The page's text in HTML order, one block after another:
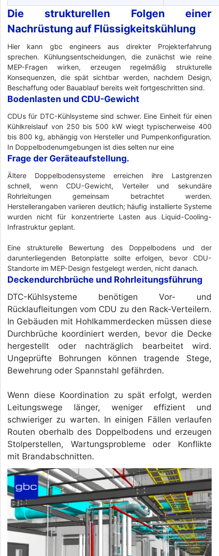
Die strukturellen Folgen einer
Nachrüstung auf Flüssigkeitskühlung
Hier kann gbc engineers aus direkter Projekterfahrung
sprechen. Kühlungsentscheidungen, die zunächst wie reine
MEP-Fragen wirken, erzeugen regelmäßig strukturelle
Konsequenzen, die spät sichtbar werden, nachdem Design,
Beschaffung oder Bauablauf bereits weit fortgeschritten sind.
Bodenlasten und CDU-Gewicht
CDUs für DTC-Kühlsysteme sind schwer. Eine Einheit für einen
Kühlkreislauf von 250 bis 500 kW wiegt typischerweise 400
bis 800 kg, abhängig von Hersteller und Pumpenkonfiguration.
In Doppelbodenumgebungen ist dies selten nur eine
Frage der Geräteaufstellung.
Ältere Doppelbodensysteme erreichen ihre Lastgrenzen
schnell, wenn CDU-Gewicht, Verteiler und sekundäre
Rohrleitungen gemeinsam betrachtet werden.
Herstellerangaben variieren deutlich; häufig installierte Systeme
wurden nicht für konzentrierte Lasten aus Liquid-Cooling-
Infrastruktur geplant.
Eine strukturelle Bewertung des Doppelbodens und der
darunterliegenden Betonplatte sollte erfolgen, bevor CDU-
Standorte im MEP-Design festgelegt werden, nicht danach.
Deckendurchbrüche und Rohrleitungsführung
DTC-Kühlsysteme benötigen Vor- und
Rücklaufleitungen vom CDU zu den Rack-Verteilern.
In Gebäuden mit Hohlkammerdecken müssen diese
Durchbrüche koordiniert werden, bevor die Decke
hergestellt oder nachträglich bearbeitet wird.
Ungeprüfte Bohrungen können tragende Stege,
Bewehrung oder Spannstahl gefährden.
Wenn diese Koordination zu spät erfolgt, werden
Leitungswege länger, weniger effizient und
schwieriger zu warten. In einigen Fällen verlaufen
Routen oberhalb des Doppelbodens und erzeugen
Stolperstellen, Wartungsprobleme oder Konflikte
mit Brandabschnitten.